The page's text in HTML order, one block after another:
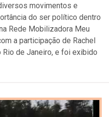
movimentos e
do ser político dentro
Rede Mobilizadora Meu
a participação de Rachel
Rio de Janeiro, e foi exibido